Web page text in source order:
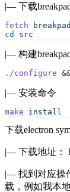
|— 下载
fetch breakpad
cd
src
|— 构建
./configure
|— 安装命令
make install
下载electron
|— 下载地址：
|— 找到对应操
载，例如我本